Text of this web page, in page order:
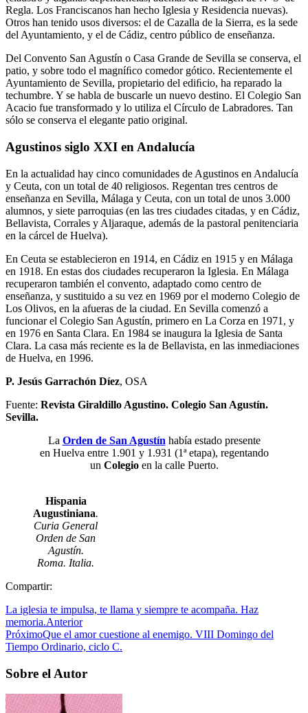
Regla. Los Franciscanos han hecho Iglesia y Residencia nuevas).
Otros han tenido usos diversos: el de Cazalla de la Sierra, es la sede
del Ayuntamiento, y el de Cádiz, centro público de enseñanza.
Del Convento San Agustín o Casa Grande de Sevilla se conserva, el
patio, y sobre todo el magníﬁco comedor gótico. Recientemente el
Ayuntamiento de Sevilla, propietario del ediﬁcio, ha reparado la
techumbre. Y se habla de buscarle un nuevo destino. El Colegio San
Acacio fue transformado y lo utiliza el Círculo de Labradores. Tan
sólo se conserva el elegante patio original.
Agustinos siglo XXI en Andalucía
En la actualidad hay cinco comunidades de Agustinos en Andalucía
y Ceuta, con un total de 40 religiosos. Regentan tres centros de
enseñanza en Sevilla, Málaga y Ceuta, con un total de unos 3.000
alumnos, y siete parroquias (en las tres ciudades citadas, y en Cádiz,
Bellavista, Corrales y Aljaraque, además de la pastoral penitenciaria
en la cárcel de Huelva).
En Ceuta se establecieron en 1914, en Cádiz en 1915 y en Málaga
en 1918. En estas dos ciudades recuperaron la Iglesia. En Málaga
recuperaron también el convento, adaptado como centro de
enseñanza, y sustituido a su vez en 1969 por el moderno Colegio de
Los Olivos, en la afueras de la ciudad. En Sevilla comenzó a
funcionar el Colegio San Agustín, primero en La Corza en 1971, y
en 1976 en Santa Clara. En 1984 se inaugura la Iglesia de Santa
Clara. La casa más reciente es la de Bellavista, en las inmediaciones
de Huelva, en 1996.
P. Jesús Garrachón Díez, OSA
Fuente: Revista Giraldillo Agustino. Colegio San Agustín.
Sevilla.
La Orden de San Agustín había estado presente
en Huelva entre 1.901 y 1.931 (1ª etapa), regentando
un Colegioen la calle Puerto.
Hispania
Augustiniana.
Curia General
Orden de San
Agustín.
Roma. Italia.
Compartir:
La iglesia te impulsa, te llama y siempre te acompaña. Haz
memoria.Anterior
PróximoQue el amor cuestione al enemigo. VIII Domingo del
Tiempo Ordinario, ciclo C.
Sobre el Autor